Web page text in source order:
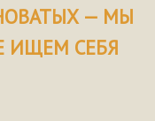
— МЫ
ИЩЕМ СЕБЯ